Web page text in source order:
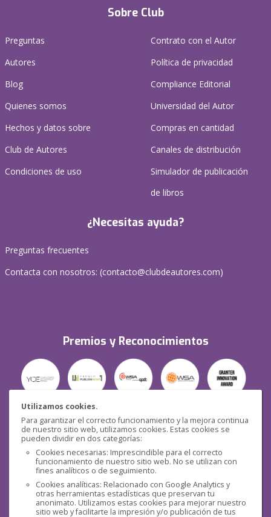
Utilizamos cookies.
Para garantizar el correcto funcionamiento y la mejora continua
de nuestro sitio web, utilizamos cookies. Estas cookies se
pueden dividir en dos categorías:
Cookies necesarias: Imprescindible para el correcto
funcionamiento de nuestro sitio web. No se utilizan con
fines analíticos o de seguimiento.
Cookies analíticas: Relacionado con Google Analytics y
otras herramientas estadísticas que preservan tu
anonimato. Utilizamos estas cookies para mejorar nuestro
sitio web y facilitarte la impresión y/o publicación de tus
Sobre Club
Preguntas
Autores
Blog
Quienes somos
Hechos y datos sobre
Club de Autores
Condiciones de uso
Contrato con el Autor
Política de privacidad
Compliance Editorial
Universidad del Autor
Compras en cantidad
Canales de distribución
Simulador de publicación
de libros
¿Necesitas ayuda?
Preguntas frecuentes
Contacta con nosotros: (contacto@clubdeautores.com)
Premios y Reconocimientos
Seguridad
Redes sociales